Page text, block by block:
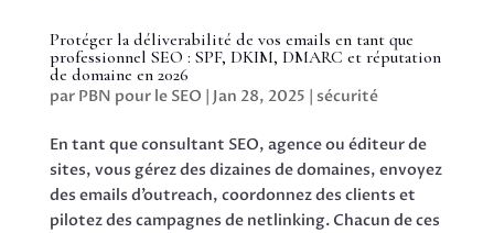
Protéger la déliverabilité de vos emails en tant que
professionnel SEO : SPF, DKIM, DMARC et réputation
de domaine en 2026
par PBN pour le SEO | Jan 28, 2025 | sécurité
En tant que consultant SEO, agence ou éditeur de
sites, vous gérez des dizaines de domaines, envoyez
des emails d’outreach, coordonnez des clients et
pilotez des campagnes de netlinking. Chacun de ces